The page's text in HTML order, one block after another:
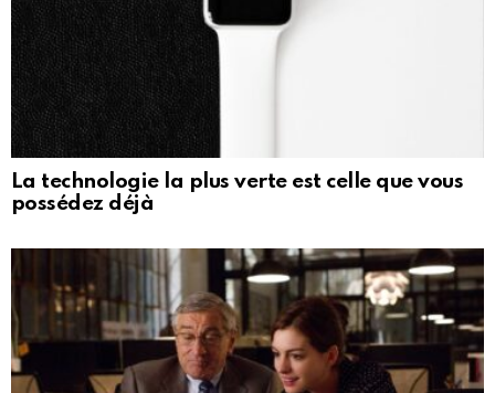
La technologie la plus verte est celle que vous
possédez déjà